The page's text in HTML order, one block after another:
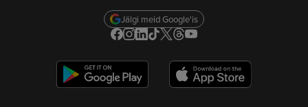
Jälgi meid Google'is